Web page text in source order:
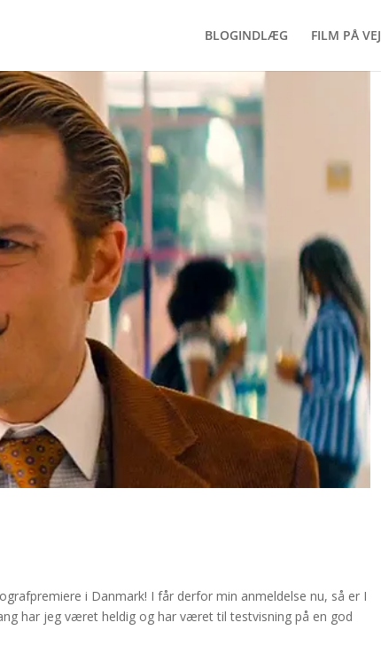
BLOGINDLÆG FILM PÅ VEJ
i Danmark! I får derfor min anmeldelse nu, så er I
har jeg været heldig og har været til testvisning på en god